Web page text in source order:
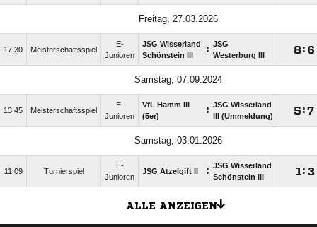
Freitag, 27.03.2026
17:30 Meisterschaftsspiel
E-
Junioren
JSG Wisserland
Schönstein III
: JSG
Westerburg III
: 
Samstag, 07.09.2024
13:45 Meisterschaftsspiel
E-
Junioren
VfL Hamm III
(5er)
: JSG Wisserland
III (Ummeldung)
:
Samstag, 03.01.2026
11:09 Turnierspiel
E-
Junioren
JSG Atzelgift II : JSG Wisserland
Schönstein III
: 
ALLE ANZEIGEN